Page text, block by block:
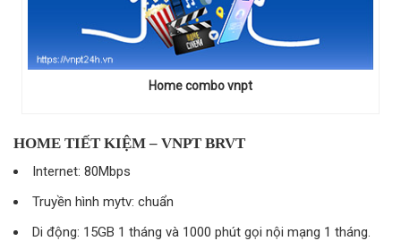
Home combo vnpt
HOME TIẾT KIỆM – VNPT BRVT
Internet: 80Mbps
Truyền hình mytv: chuẩn
Di động: 15GB 1 tháng và 1000 phút gọi nội mạng 1 tháng.